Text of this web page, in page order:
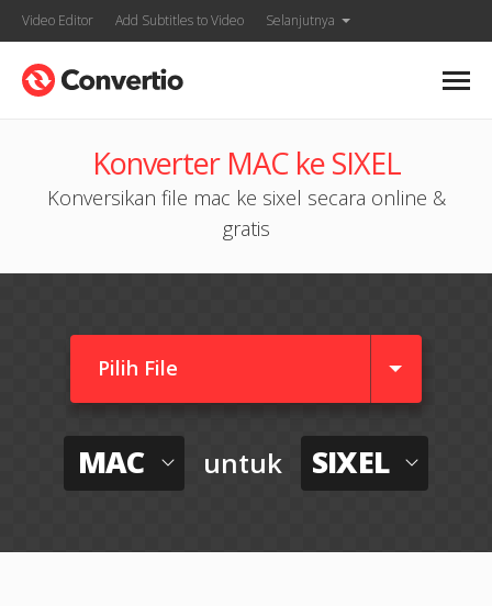
Video Editor Add Subtitles to Video Selanjutnya
Konverter MAC ke SIXEL
Konversikan file mac ke sixel secara online &
gratis
Pilih File
MAC untuk SIXEL